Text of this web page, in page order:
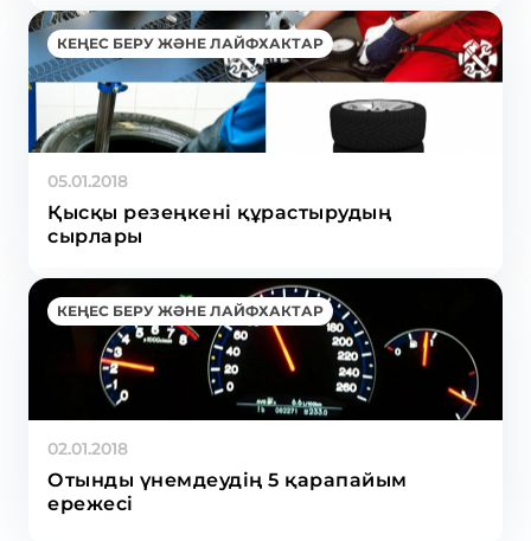
КЕҢЕС БЕРУ ЖӘНЕ ЛАЙФХАКТАР
05.01.2018
Қысқы резеңкені құрастырудың
сырлары
КЕҢЕС БЕРУ ЖӘНЕ ЛАЙФХАКТАР
02.01.2018
Отынды үнемдеудің 5 қарапайым
ережесі